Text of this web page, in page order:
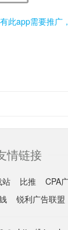
此app需要推广
情链接
站 比推 CPA
锐利广告联盟